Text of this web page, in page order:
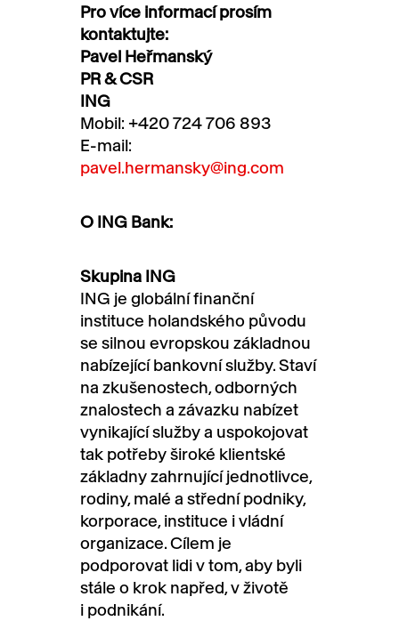
Pro více informací prosím
kontaktujte:
Pavel Heřmanský
PR & CSR
ING
Mobil: +420 724 706 893
E-mail:
pavel.hermansky@ing.com
O ING Bank:
Skupina ING
ING je globální finanční
instituce holandského původu
se silnou evropskou základnou
nabízející bankovní služby. Staví
na zkušenostech, odborných
znalostech a závazku nabízet
vynikající služby a uspokojovat
tak potřeby široké klientské
základny zahrnující jednotlivce,
rodiny, malé a střední podniky,
korporace, instituce i vládní
organizace. Cílem je
podporovat lidi v tom, aby byli
stále o krok napřed, v životě
i podnikání.